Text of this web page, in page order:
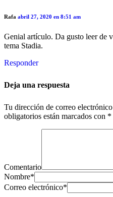
Rafa abril 27, 2020 en 8:51 am
Genial artículo. Da gusto leer de
tema Stadia.
Responder
Deja una respuesta
Tu dirección de correo
obligatorios están marcados con *
Comentario
Nombre*
Correo electrónico*